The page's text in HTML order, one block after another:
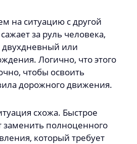
на ситуацию с другой
за руль человека,
или
Логично, что этого
чтобы освоить
дорожного движения.
схожа. Быстрое
полноценного
который требует